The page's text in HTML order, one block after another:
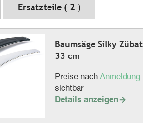
Ersatzteile ( 2 )
Baumsäge Silky Zübat
33 cm
Preise nach Anmeldung
sichtbar
Details anzeigen